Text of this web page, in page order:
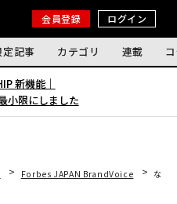
会員登録 ログイン
記事 カテゴリ 連載
新機能｜
小限にしました
Forbes JAPAN BrandVoice なぜ